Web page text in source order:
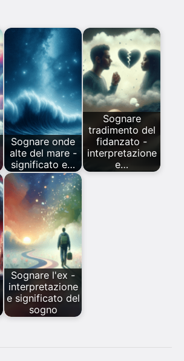
Sognare onde
alte del mare -
significato e…
Sognare
tradimento del
fidanzato -
interpretazione
e…
Sognare l'ex -
interpretazione
e significato del
sogno